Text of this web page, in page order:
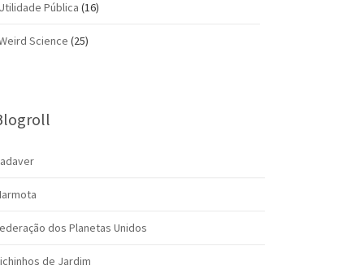
Pública (16)
Science (25)
dos Planetas Unidos
de Jardim